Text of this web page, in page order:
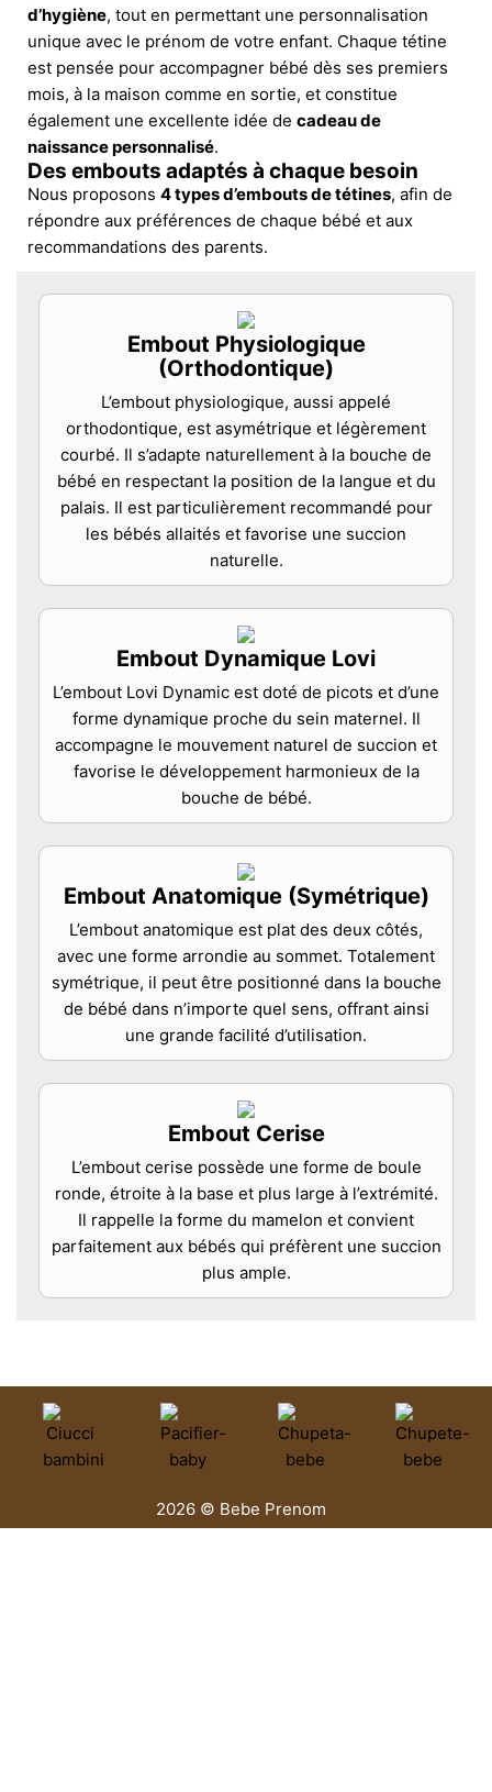
d’hygiène, tout en permettant une personnalisation
unique avec le prénom de votre enfant. Chaque tétine
est pensée pour accompagner bébé dès ses premiers
mois, à la maison comme en sortie, et constitue
également une excellente idée de cadeau de
naissance personnalisé.
Des embouts adaptés à chaque besoin
Nous proposons 4 types d’embouts de tétines, afin de
répondre aux préférences de chaque bébé et aux
recommandations des parents.
Embout Physiologique
(Orthodontique)
L’embout physiologique, aussi appelé
orthodontique, est asymétrique et légèrement
courbé. Il s’adapte naturellement à la bouche de
bébé en respectant la position de la langue et du
palais. Il est particulièrement recommandé pour
les bébés allaités et favorise une succion
naturelle.
Embout Dynamique Lovi
L’embout Lovi Dynamic est doté de picots et d’une
forme dynamique proche du sein maternel. Il
accompagne le mouvement naturel de succion et
favorise le développement harmonieux de la
bouche de bébé.
Embout Anatomique (Symétrique)
L’embout anatomique est plat des deux côtés,
avec une forme arrondie au sommet. Totalement
symétrique, il peut être positionné dans la bouche
de bébé dans n’importe quel sens, offrant ainsi
une grande facilité d’utilisation.
Embout Cerise
L’embout cerise possède une forme de boule
ronde, étroite à la base et plus large à l’extrémité.
Il rappelle la forme du mamelon et convient
parfaitement aux bébés qui préfèrent une succion
plus ample.
2026 © Bebe Prenom